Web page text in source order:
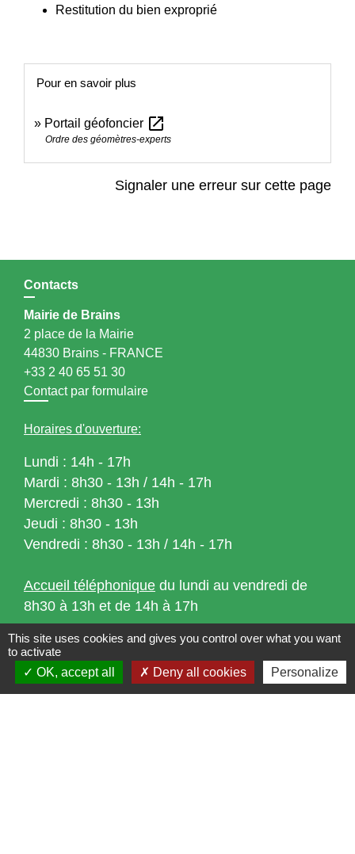
Restitution du bien exproprié
Pour en savoir plus
Portail géofoncier open_in_new
Ordre des géomètres-experts
Signaler une erreur sur cette page
Contacts
Mairie de Brains
2 place de la Mairie
44830 Brains - FRANCE
+33 2 40 65 51 30
Contact par formulaire
Horaires d'ouverture:
Lundi : 14h - 17h
Mardi : 8h30 - 13h / 14h - 17h
Mercredi : 8h30 - 13h
Jeudi : 8h30 - 13h
Vendredi : 8h30 - 13h / 14h - 17h
Accueil téléphonique du lundi au vendredi de
8h30 à 13h et de 14h à 17h
This site uses cookies and gives you control over what you want
to activate
OK, accept all
Deny all cookies Personalize